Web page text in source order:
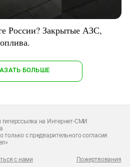
России? Закрытые АЗС,
БОЛЬШЕ
на Интернет-СМИ
с предварительного согласия
с нами Пожертвования